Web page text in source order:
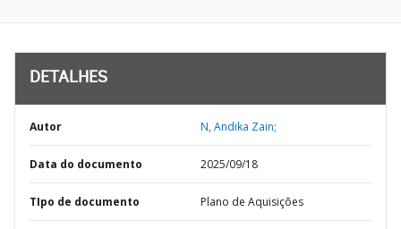
DETALHES
Autor N, Andika Zain;
Data do documento 2025/09/18
TIpo de documento Plano de Aquisições